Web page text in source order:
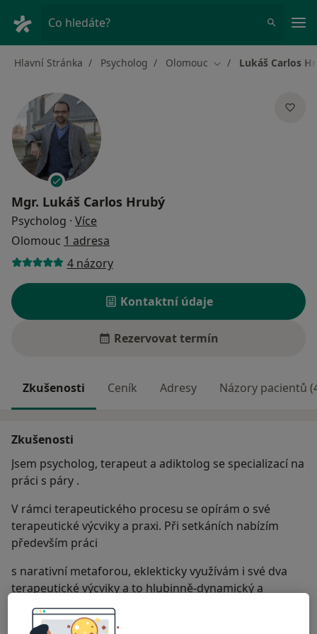
Co hledáte?
Hlavní Stránka Psycholog Olomouc Změna města
Lukáš Carlos
Mgr. Lukáš Carlos Hrubý
Psycholog · Více
Olomouc 1 adresa
4 názory
Kontaktní údaje
Rezervovat termín
Zkušenosti Ceník Adresy Názory pacientů
Zkušenosti
Jsem psycholog, terapeut a adiktolog se specializací na
práci s páry .
V rámci terapeutického procesu se opírám o své
terapeutické výcviky a praxi. Při setkáních nabízím
především práci
s narativní metaforou, eklekticky využívám i své dva
terapeutické výcviky a to hlubinně-dynamický a
systemickým.